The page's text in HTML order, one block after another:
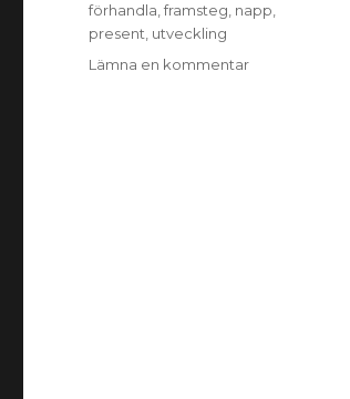
Taggar
förhandla ,framsteg napp
present utveckling
Lämna en kommentar